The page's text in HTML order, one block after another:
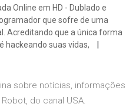
Online em HD - Dublado e
que sofre de uma
Acreditando que a única forma
hackeando suas vidas,
sobre notícias, informações
do canal USA.